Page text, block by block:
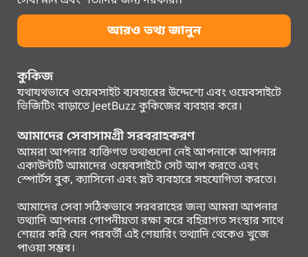
আরও তথ্য জানুন
কুকিজ
যথাযথভাবে ওয়েবসাইট ব্যবহারের উদ্দেশ্যে এবং ওয়েবসাইটে
ভিজিটিং বাড়াতে JeetBuzz কুকিজের ব্যবহার করে।
আমাদের সেবাসামগ্রী সরবরাহকরণ
আমরা আপনার ব্যক্তিগত তথ্যগুলো নেই আপনাকে আপনার
একাউন্টটি আমাদের ওয়েবসাইটে সেট আপ করতে এবং
স্পোর্টস বুক, ক্যাসিনো এবং স্লট ব্যবহারে সহযোগিতা করতে।
আমাদের সেবা সঠিকভাবে সরবরাহের জন্য আমরা আপনার
তথ্যাদি আপনার গোপনীয়তা রক্ষা করে বহিরাগত সংস্থার সাথে
শেয়ার করি যেন পরবর্তী এই শেয়ারিং তথ্যাদি থেকেও খুজে
পাওয়া সম্ভব।